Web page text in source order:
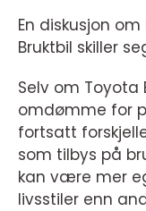
En diskusjon
Bruktbil skiller
Selv om Toyota
omdømme for
fortsatt
som tilbys på
kan være mer
livsstiler enn